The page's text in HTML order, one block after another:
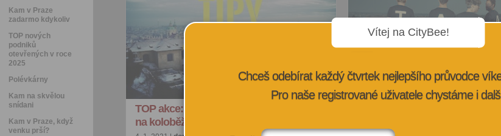
Kam v Praze
zadarmo kdykoliv
TOP nových
podniků
otevřených v roce
2025
Polévkárny
Kam na skvělou
snídani
Kam v Praze, když
venku prší?
TOP akce: Masakr mikrovlnkou, Island
na koloběžce nebo Šarlatán H…
Vítej na CityBee!
Chceš odebírat každý čtvrtek nejlepšího průvodce
Pro naše registrované uživatele chystáme i